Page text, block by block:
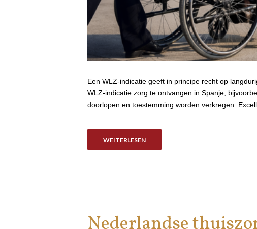
Een WLZ-indicatie geeft in principe recht op
WLZ-indicatie zorg te ontvangen in Spanje,
doorlopen en toestemming worden verkregen.
WEITERLESEN